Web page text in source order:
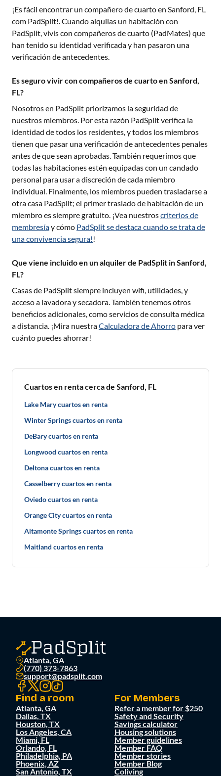
¡Es fácil encontrar un compañero de cuarto en Sanford, FL
com PadSplit!. Cuando alquilas un habitación con
PadSplit, vivis con compañeros de cuarto (PadMates) que
han tenido su identidad verificada y han pasaron una
verificación de antecedentes.
Es seguro vivir con compañeros de cuarto en Sanford,
FL?
Nosotros en PadSplit priorizamos la seguridad de
nuestros miembros. Por esta razón PadSplit verifica la
identidad de todos los residentes, y todos los miembros
tienen que pasar una verificación de antecedentes penales
antes de que sean aprobadas. También requerimos que
todas las habitaciones estén equipadas con un candado
personal para usar a discreción de cada miembro
individual. Finalmente, los miembros pueden trasladarse a
otra casa PadSplit; el primer traslado de habitación de un
miembro es siempre gratuito. ¡Vea nuestroscriterios de
membresíay cómo PadSplit se destaca cuando se trata de
una convivencia segura!!
Que viene incluido en un alquiler de PadSplit in Sanford,
FL?
Casas de PadSplit siempre incluyen wifi, utilidades, y
acceso a lavadora y secadora. También tenemos otros
beneficios adicionales, como servicios de consulta médica
a distancia. ¡Mira nuestraCalculadora de Ahorro para ver
cuánto puedes ahorrar!
Cuartos en renta cerca de Sanford, FL
Lake Mary cuartos en renta
Winter Springs cuartos en renta
DeBary cuartos en renta
Longwood cuartos en renta
Deltona cuartos en renta
Casselberry cuartos en renta
Oviedo cuartos en renta
Orange City cuartos en renta
Altamonte Springs cuartos en renta
Maitland cuartos en renta
Atlanta, GA
(770) 373-7863
support@padsplit.com
Find a room
Atlanta, GA
Dallas, TX
Houston, TX
Los Angeles, CA
Miami, FL
Orlando, FL
Philadelphia, PA
Phoenix, AZ
San Antonio, TX
For Members
Refer a member for $250
Safety and Security
Savings calculator
Housing solutions
Member guidelines
Member FAQ
Member stories
Member Blog
Coliving